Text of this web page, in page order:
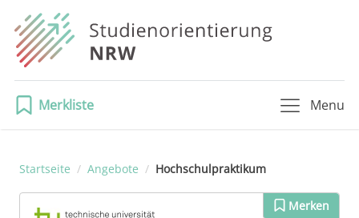
Merkliste Menu
Startseite / Angebote / Hochschulpraktikum
Merken